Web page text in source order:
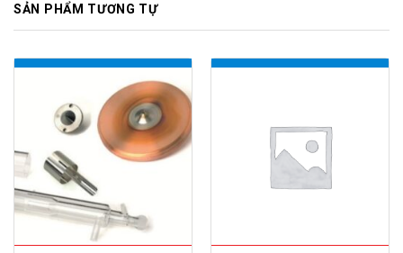
SẢN PHẨM TƯƠNG TỰ